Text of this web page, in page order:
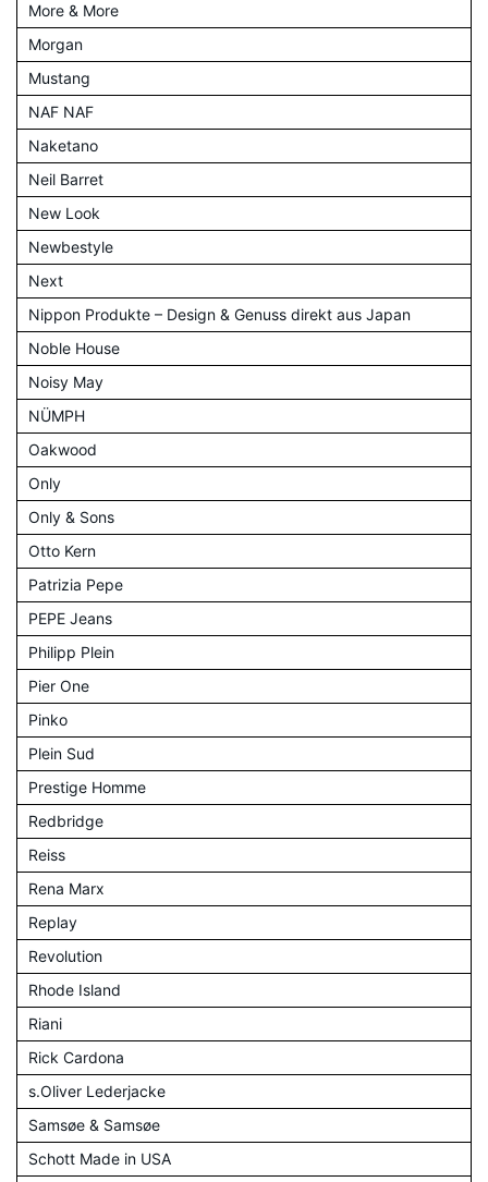
More & More
Morgan
Mustang
NAF NAF
Naketano
Neil Barret
New Look
Newbestyle
Next
Nippon Produkte – Design & Genuss direkt aus Japan
Noble House
Noisy May
NÜMPH
Oakwood
Only
Only & Sons
Otto Kern
Patrizia Pepe
PEPE Jeans
Philipp Plein
Pier One
Pinko
Plein Sud
Prestige Homme
Redbridge
Reiss
Rena Marx
Replay
Revolution
Rhode Island
Riani
Rick Cardona
s.Oliver Lederjacke
Samsøe & Samsøe
Schott Made in USA